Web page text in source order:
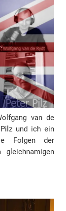
van de
und ich ein
Folgen der